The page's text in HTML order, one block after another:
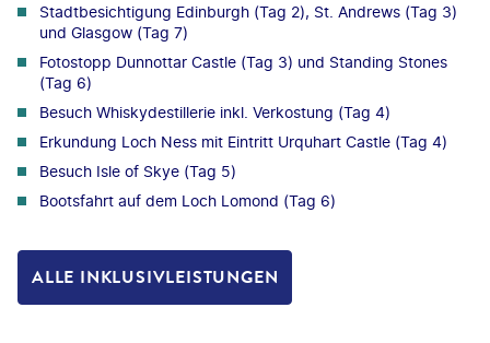
Stadtbesichtigung Edinburgh (Tag 2), St. Andrews (Tag 3)
und Glasgow (Tag 7)
Fotostopp Dunnottar Castle (Tag 3) und Standing Stones
(Tag 6)
Besuch Whiskydestillerie inkl. Verkostung (Tag 4)
Erkundung Loch Ness mit Eintritt Urquhart Castle (Tag 4)
Besuch Isle of Skye (Tag 5)
Bootsfahrt auf dem Loch Lomond (Tag 6)
ALLE INKLUSIVLEISTUNGEN